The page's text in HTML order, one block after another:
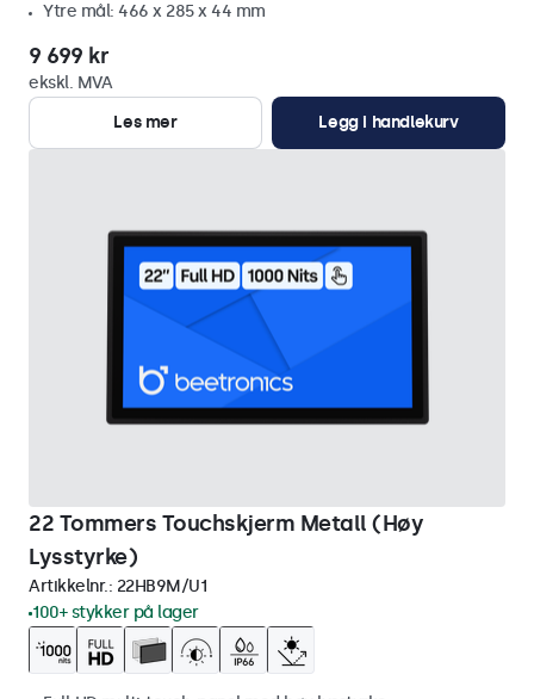
Ytre mål: 466 x 285 x 44 mm
9 699 kr
ekskl. MVA
Les mer
Legg i handlekurv
22 Tommers Touchskjerm Metall (Høy
Lysstyrke)
Artikkelnr.: 22HB9M/U1
100+ stykker på lager